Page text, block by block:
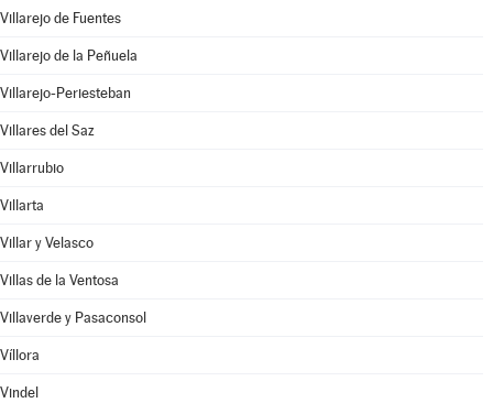
Villarejo de Fuentes
Villarejo de la Peñuela
Villarejo-Periesteban
Villares del Saz
Villarrubio
Villarta
Villar y Velasco
Villas de la Ventosa
Villaverde y Pasaconsol
Víllora
Vindel